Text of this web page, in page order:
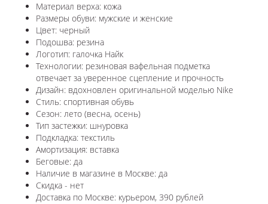
Материал верха: кожа
Размеры обуви: мужские и женские
Цвет: черный
Подошва: резина
Логотип: галочка Найк
Технологии: резиновая вафельная подметка
отвечает за уверенное сцепление и прочность
Дизайн: вдохновлен оригинальной моделью Nike
Стиль: спортивная обувь
Сезон: лето (весна, осень)
Тип застежки: шнуровка
Подкладка: текстиль
Амортизация: вставка
Беговые: да
Наличие в магазине в Москве: да
Скидка - нет
Доставка по Москве: курьером, 390 рублей